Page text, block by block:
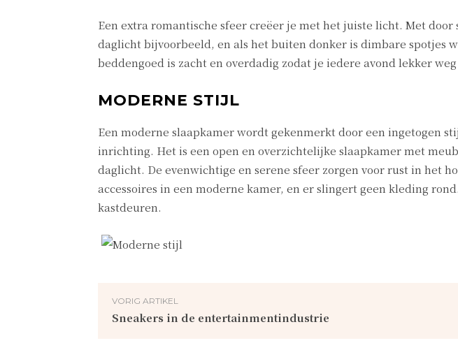
Een extra romantische sfeer creëer je met het juiste licht. Met
daglicht bijvoorbeeld, en als het buiten donker is dimbare spotjes
beddengoed is zacht en overdadig zodat je iedere avond lekker
MODERNE STIJL
Een moderne slaapkamer wordt gekenmerkt door een ingetogen
inrichting. Het is een open en overzichtelijke slaapkamer met
daglicht. De evenwichtige en serene sfeer zorgen voor rust in het
accessoires in een moderne kamer, en er slingert geen kleding
kastdeuren.
VORIG ARTIKEL
Sneakers in de entertainmentindustrie